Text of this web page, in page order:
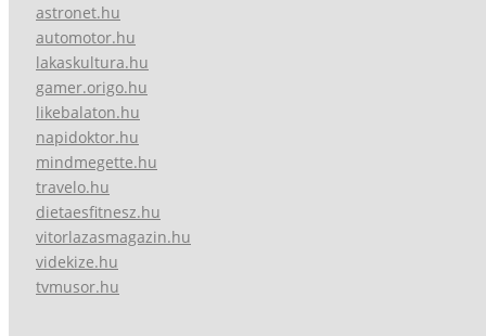
astronet.hu
automotor.hu
lakaskultura.hu
gamer.origo.hu
likebalaton.hu
napidoktor.hu
mindmegette.hu
travelo.hu
dietaesfitnesz.hu
vitorlazasmagazin.hu
videkize.hu
tvmusor.hu